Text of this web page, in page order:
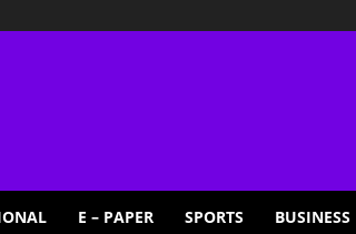
E – PAPER SPORTS BUSINESS